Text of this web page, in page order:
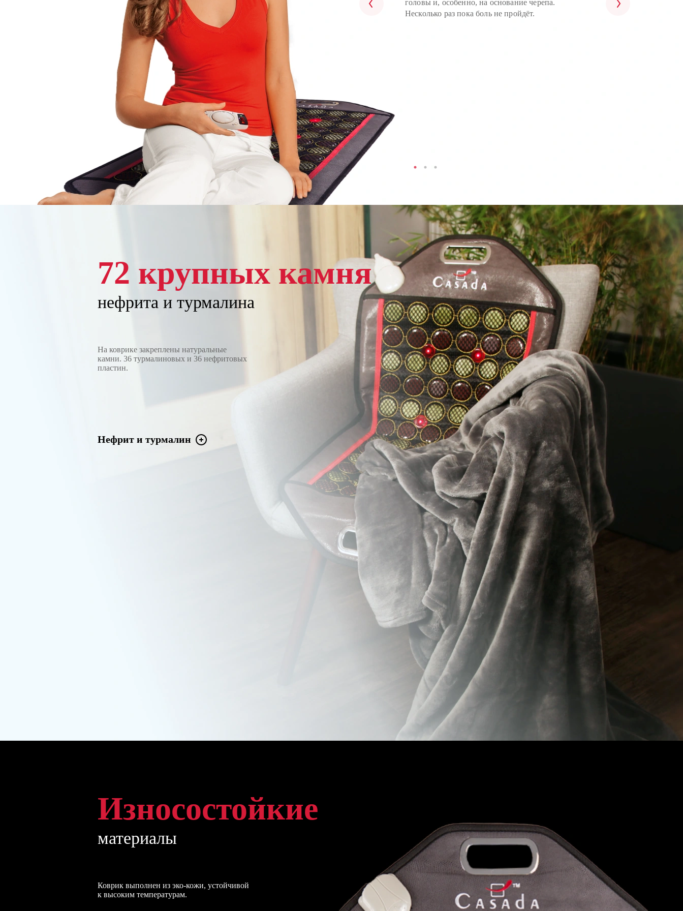
головы и, особенно, на основание черепа.
Несколько раз пока боль не пройдёт.
избавляется от шлаков и токсинов
грудь, руки и ноги и заряжайтесь хорошим
самочувствием
72 крупных камня
нефрита и турмалина
На коврике закреплены натуральные
камни. 36 турмалиновых и 36 нефритовых
пластин.
Нефрит и турмалин
Износостойкие
материалы
Коврик выполнен из эко-кожи, устойчивой
к высоким температурам.